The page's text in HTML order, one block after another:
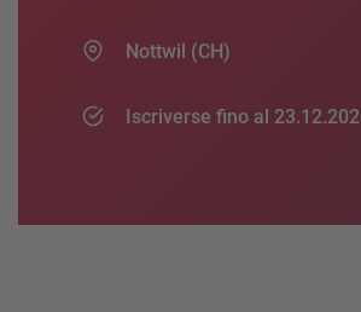
Nottwil (CH)
Iscriverse fino al